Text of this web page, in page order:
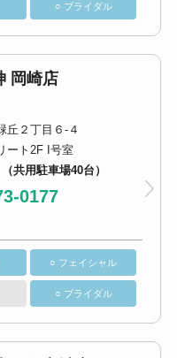
○ ブライダル
岡崎店
丘２丁目６-４
ート2F I号室
共用駐車場40台）
0177
○ フェイシャル
○ ブライダル